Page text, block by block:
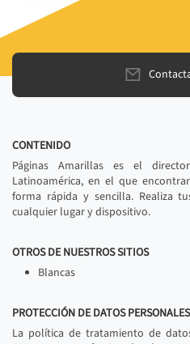
CONTENIDO
Páginas Amarillas es el
Latinoamérica, en el que
forma rápida y sencilla. Realiza
cualquier lugar y dispositivo.
OTROS DE NUESTROS SITIOS
Blancas
PROTECCIÓN DE DATOS PERSONALES
La política de tratamiento de